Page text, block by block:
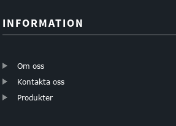
INFORMATION
Om oss
Kontakta oss
Produkter